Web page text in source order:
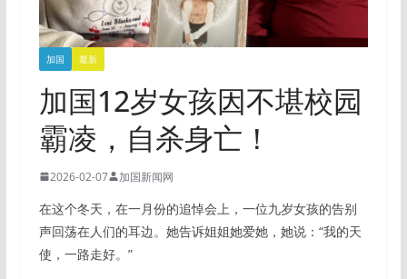
加国 最新
加国12岁女孩因不堪校园
霸凌，自杀身亡！
2026-02-07 加国新闻网
在这个冬天，在一月份的追悼会上，一位九岁女孩的告别
声回荡在人们的耳边。她告诉姐姐她爱她，她说：“我的天
使，一路走好。”